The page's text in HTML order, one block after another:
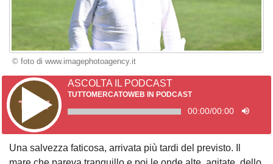
© foto di www.imagephotoagency.it
ASCOLTA IL PODCAST
TUTTOMERCATOWEB IN PODCAST
00:00/00:00
Una salvezza faticosa, arrivata più tardi del previsto. Il